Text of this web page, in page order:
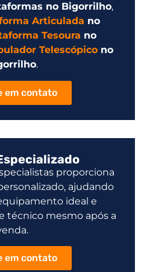
no Bigorrilho,
Articulada no
Tesoura no
Telescópicono
.
em contato
proporciona
ajudando
ideal e
técnico mesmo após a
em contato